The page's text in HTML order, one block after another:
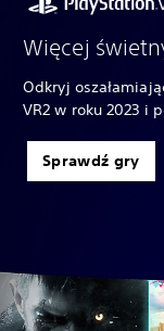
Więcej
Odkryj
VR2 w roku 2023 i
Sprawdź gry